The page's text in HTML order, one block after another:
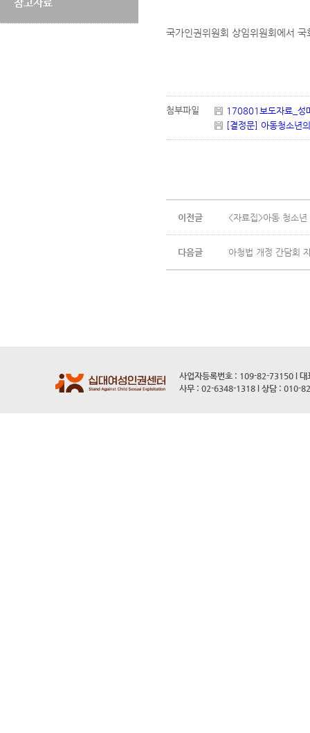
참고자료
국가인권위원회 상임위원회에서
첨부파일
170801보도자료_성
[결정문] 아동청소년
이전글 <자료집>아동 청소
다음글 아청법 개정 간담회
사업자등록번호 : 109-82-73150 l 대
사무 : 02-6348-1318 l 상담 : 010-